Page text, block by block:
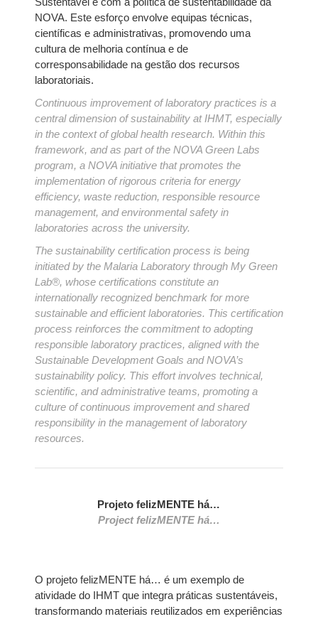
NOVA. Este esforço envolve equipas técnicas,
científicas e administrativas, promovendo uma
cultura de melhoria contínua e de
corresponsabilidade na gestão dos recursos
laboratoriais.
Continuous improvement of laboratory practices is a
central dimension of sustainability at IHMT, especially
in the context of global health research. Within this
framework, and as part of the NOVA Green Labs
program, a NOVA initiative that promotes the
implementation of rigorous criteria for energy
efficiency, waste reduction, responsible resource
management, and environmental safety in
laboratories across the university.
The sustainability certification process is being
initiated by the Malaria Laboratory through My Green
Lab®, whose certifications constitute an
internationally recognized benchmark for more
sustainable and efficient laboratories. This certification
process reinforces the commitment to adopting
responsible laboratory practices, aligned with the
Sustainable Development Goals and NOVA’s
sustainability policy. This effort involves technical,
scientific, and administrative teams, promoting a
culture of continuous improvement and shared
responsibility in the management of laboratory
resources.
Projeto felizMENTE há…
Project felizMENTE há…
O projeto felizMENTE há… é um exemplo de
atividade do IHMT que integra práticas sustentáveis,
transformando materiais reutilizados em experiências